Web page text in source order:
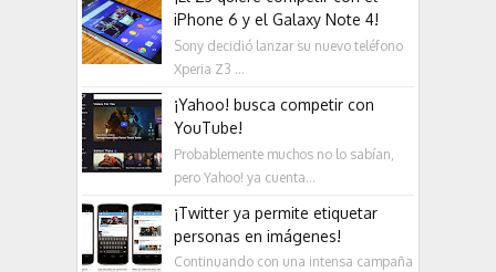
iPhone 6 y el Galaxy Note 4!
Sony decidió lanzar su nuevo teléfono
Xperia Z3 ...
¡Yahoo! busca competir con
YouTube!
Probablemente muchos no lo sabían,
pero Yahoo! ya cuenta...
¡Twitter ya permite etiquetar
personas en imágenes!
Continuando con una intensa campaña